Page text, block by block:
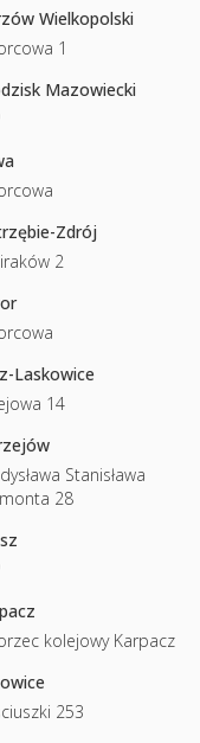
Wielkopolski
1
Mazowiecki
Zdrój
2
Laskowice
14
Stanisława
28
kolejowy Karpacz
253